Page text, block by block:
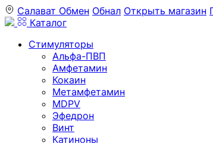
Салават Обмен Обнал Открыть магазин
Каталог
Стимуляторы
Альфа-ПВП
Амфетамин
Кокаин
Метамфетамин
MDPV
Эфедрон
Винт
Катиноны